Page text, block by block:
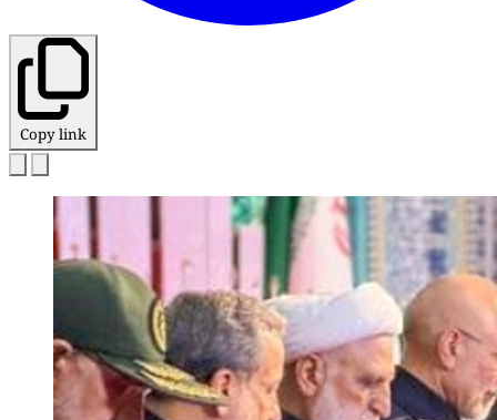
Copy link